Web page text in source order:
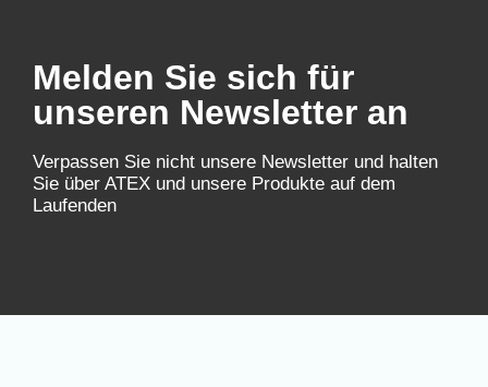
Melden Sie sich für
unseren Newsletter an
Verpassen Sie nicht unsere Newsletter und halten
Sie über ATEX und unsere Produkte auf dem
Laufenden